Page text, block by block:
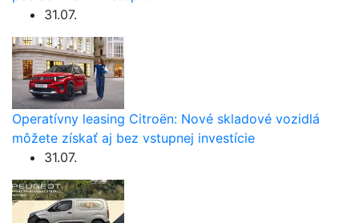
31.07.
Operatívny leasing Citroën: Nové skladové vozidlá
môžete získať aj bez vstupnej investície
31.07.